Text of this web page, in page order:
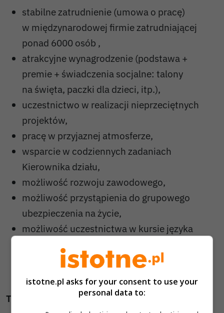
stabilne zatrudnienie (umowa o pracę)
w międzynarodowej firmie zatrudniającej
ponad 6000 osób ,
atrakcyjne wynagrodzenie (podstawa +
premie + świadczenia socjalne: talony
na święta, paczki dla dzieci, itp.),
uczestnictwo w realizacji nieprzeciętnych
projektów,
pracę w przyjaznej atmosferze,
wsparcie w codziennych zadaniach
Kierownika działu,
możliwość rozwoju zawodowego,
możliwość przystąpienia do grupowego
ubezpieczenia na życie,
możliwość uczestnictwa w kursie języka
pracę w stabilnych godzinach,
Ta praca jest dla Ciebie, jeśli:
istotne.pl asks for your consent to use your
personal data to: